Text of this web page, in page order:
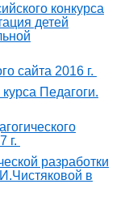
конкурса
детей
сайта 2016 г.
Педагоги.
г.
разработки
в